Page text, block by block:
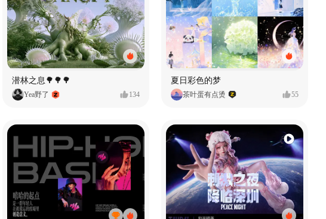
潜林之息🌳🌳🌳
Yea野了 134
夏日彩色的梦
茶叶蛋有点烫 55